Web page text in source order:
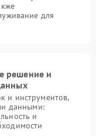
для
решение и
и инструментов,
данными:
и